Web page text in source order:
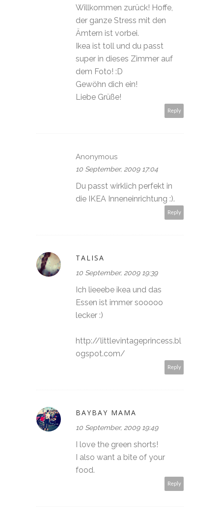
Willkommen zurück! Hoffe,
der ganze Stress mit den
Ämtern ist vorbei.
Ikea ist toll und du passt
super in dieses Zimmer auf
dem Foto! :D
Gewöhn dich ein!
Liebe Grüße!
Reply
Anonymous
10 September, 2009 17:04
Du passt wirklich perfekt in
die IKEA Inneneinrichtung :).
Reply
TALISA
10 September, 2009 19:39
Ich lieeebe ikea und das
Essen ist immer sooooo
lecker :)
http://littlevintageprincess.bl
ogspot.com/
Reply
BAYBAY MAMA
10 September, 2009 19:49
I love the green shorts!
I also want a bite of your
food.
Reply